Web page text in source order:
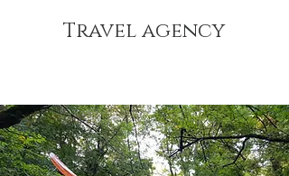
Travel agency